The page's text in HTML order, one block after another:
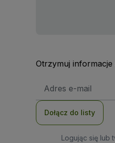
Otrzymuj
e-
Dołącz do listy
Logując się lub